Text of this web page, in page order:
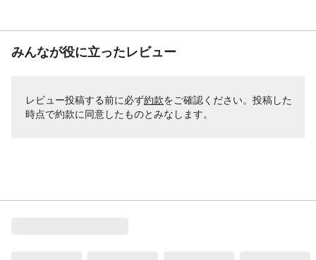
みんなが役に立ったレビュー
レビュー投稿する前に必ず約款をご確認ください。投稿した
時点で約款に同意したものとみなします。